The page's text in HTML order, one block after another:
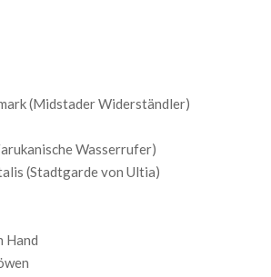
(Midstader Widerständler)
Wasserrufer)
(Stadtgarde von Ultia)
Hand